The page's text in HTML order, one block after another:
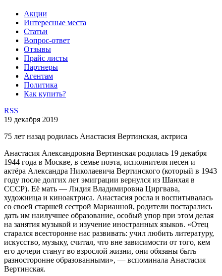
Акции
Интересные места
Статьи
Вопрос-ответ
Отзывы
Прайс листы
Партнеры
Агентам
Политика
Как купить?
RSS
19 декабря 2019
75 лет назад родилась Анастасия Вертинская, актриса
Анастасия Александровна Вертинская родилась 19 декабря
1944 года в Москве, в семье поэта, исполнителя песен и
актёра Александра Николаевича Вертинского (который в 1943
году после долгих лет эмиграции вернулся из Шанхая в
СССР). Её мать — Лидия Владимировна Циргвава,
художница и киноактриса. Анастасия росла и воспитывалась
со своей старшей сестрой Марианной, родители постарались
дать им наилучшее образование, особый упор при этом делая
на занятия музыкой и изучение иностранных языков. «Отец
старался всесторонне нас развивать: учил любить литературу,
искусство, музыку, считал, что вне зависимости от того, кем
его дочери станут во взрослой жизни, они обязаны быть
разносторонне образованными», — вспоминала Анастасия
Вертинская.